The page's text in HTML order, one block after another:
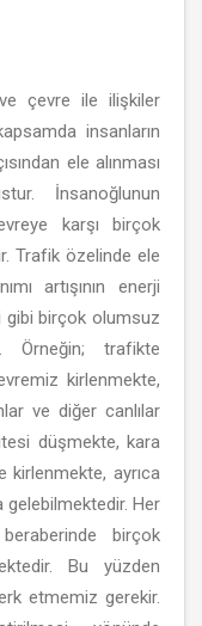
çevre ile ilişkiler
insanların
ele alınması
İnsanoğlunun
karşı birçok
Trafik özelinde ele
artışının enerji
gibi birçok olumsuz
Örneğin; trafikte
kirlenmekte,
ve diğer canlılar
düşmekte, kara
kirlenmekte, ayrıca
Her
birçok
Bu yüzden
etmemiz gerekir.